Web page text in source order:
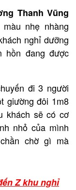
Thanh Vũng
nhẹ nhàng
nghỉ dưỡng
hồn đang được
đi 3 người
giường đôi 1m8
khách sẽ có cơ
nhỏ của mình
chờ gì mà
Z khu nghỉ